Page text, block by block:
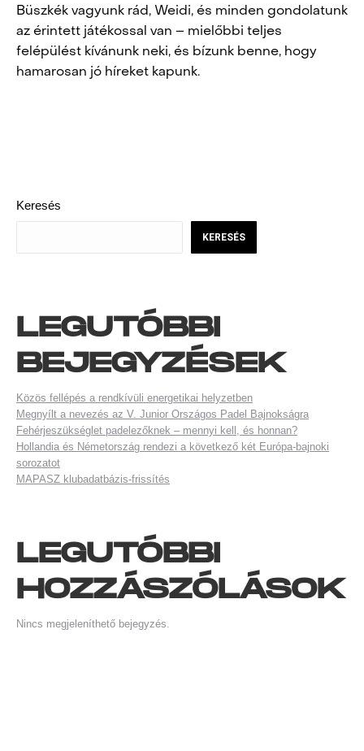
Büszkék vagyunk rád, Weidi, és minden gondolatunk
az érintett játékossal van – mielőbbi teljes
felépülést kívánunk neki, és bízunk benne, hogy
hamarosan jó híreket kapunk.
Keresés
KERESÉS
LEGUTÓBBI
BEJEGYZÉSEK
Közös fellépés a rendkívüli energetikai helyzetben
Megnyílt a nevezés az V. Junior Országos Padel Bajnokságra
Fehérjeszükséglet padelezőknek – mennyi kell, és honnan?
Hollandia és Németország rendezi a következő két Európa-bajnoki
sorozatot
MAPASZ klubadatbázis-frissítés
LEGUTÓBBI
HOZZÁSZÓLÁSOK
Nincs megjeleníthető bejegyzés.